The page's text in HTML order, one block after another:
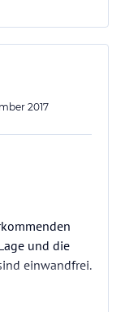
2017
und die
einwandfrei.